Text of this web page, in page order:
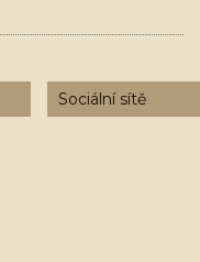
Sociální sítě